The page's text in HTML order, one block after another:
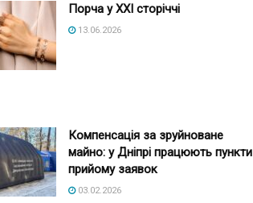
Порча у XXI сторіччі
13.06.2026
Компенсація за зруйноване
майно: у Дніпрі працюють пункти
прийому заявок
03.02.2026